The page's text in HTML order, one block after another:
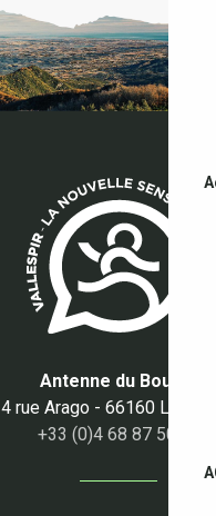
Antenne du Boulou
4 rue Arago - 66160 Le
+33 (0)4 68 87 50 95